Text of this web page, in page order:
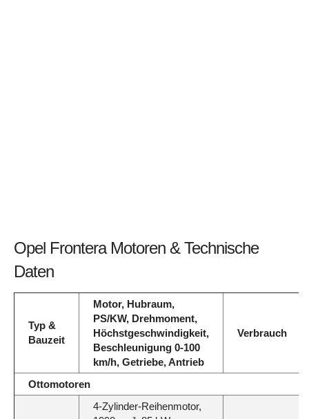
Opel Frontera Motoren & Technische
Daten
Typ &
Bauzeit
Motor, Hubraum,
PS/KW, Drehmoment,
Höchstgeschwindigkeit,
Beschleunigung 0-100
km/h, Getriebe, Antrieb
Verbrauch
Ottomotoren
4-Zylinder-Reihenmotor,